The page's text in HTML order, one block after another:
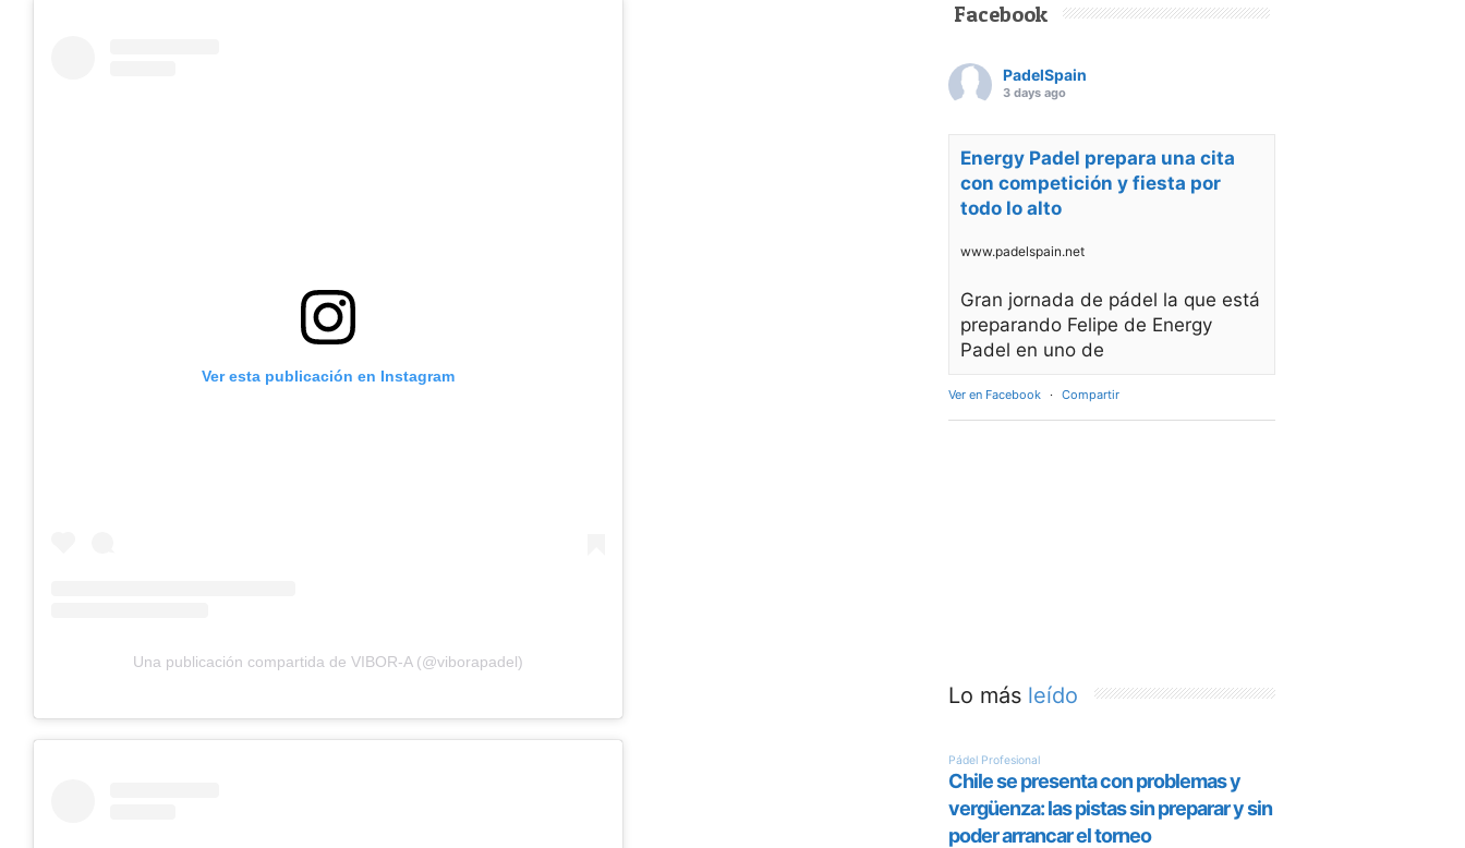
Ver esta publicación en Instagram
Una publicación compartida de VIBOR-A (@viborapadel)
Facebook
PadelSpain
3 days ago
Energy Padel prepara una cita
con competición y fiesta por
todo lo alto
www.padelspain.net
Gran jornada de pádel la que está
preparando Felipe de Energy
Padel en uno de
Ver en Facebook · Compartir
Lo más leído